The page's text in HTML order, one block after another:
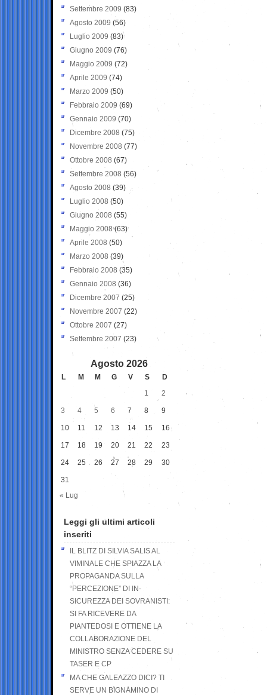
Settembre 2009 (83)
Agosto 2009 (56)
Luglio 2009 (83)
Giugno 2009 (76)
Maggio 2009 (72)
Aprile 2009 (74)
Marzo 2009 (50)
Febbraio 2009 (69)
Gennaio 2009 (70)
Dicembre 2008 (75)
Novembre 2008 (77)
Ottobre 2008 (67)
Settembre 2008 (56)
Agosto 2008 (39)
Luglio 2008 (50)
Giugno 2008 (55)
Maggio 2008(63)
Aprile 2008 (50)
Marzo 2008 (39)
Febbraio 2008 (35)
Gennaio 2008 (36)
Dicembre 2007 (25)
Novembre 2007 (22)
Ottobre 2007 (27)
Settembre 2007 (23)
Agosto 2026
L M M G V S
D
1
2
3 4 5 6 7 8 9
10 11 12 13 14 15 16
17 18 19 20 21 22 23
24 25 26 27 28 29 30
31
« Lug
Leggi gli ultimi articoli
inseriti
IL BLITZ DI SILVIA SALIS AL
VIMINALE CHE SPIAZZA LA
PROPAGANDA SULLA
“PERCEZIONE” DI IN-
SICUREZZA DEI SOVRANISTI:
SI FA RICEVERE DA
PIANTEDOSI E OTTIENE LA
COLLABORAZIONE DEL
MINISTRO SENZA CEDERE SU
TASER E CP
MA CHE GALEAZZO DICI? TI
SERVE UN BIGNAMINO DI